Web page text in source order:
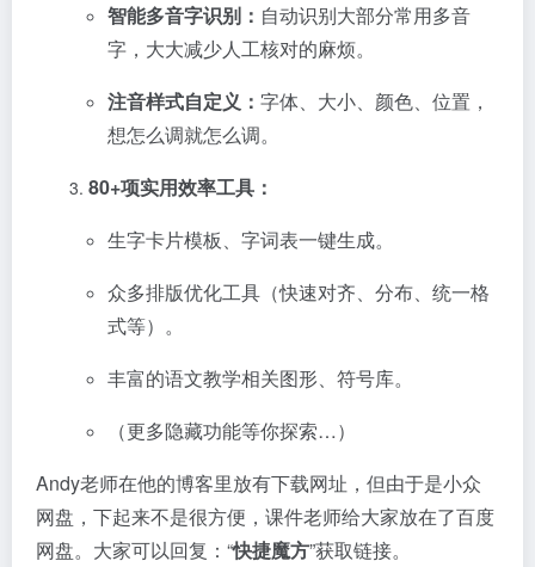
智能多音字识别： 自动识别大部分常用多音
字，大大减少人工核对的麻烦。
注音样式自定义： 字体、大小、颜色、位置，
想怎么调就怎么调。
80+项实用效率工具：
生字卡片模板、字词表一键生成。
众多排版优化工具（快速对齐、分布、统一格
式等）。
丰富的语文教学相关图形、符号库。
（更多隐藏功能等你探索…）
Andy老师在他的博客里放有下载网址，但由于是小众
网盘，下起来不是很方便，课件老师给大家放在了百度
网盘。大家可以回复：“快捷魔方”获取链接。